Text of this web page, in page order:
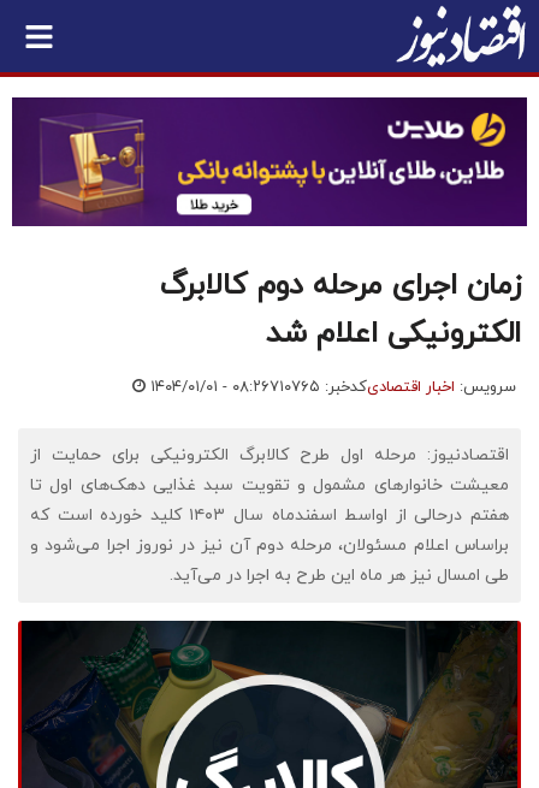
زمان اجرای مرحله دوم کالابرگ
الکترونیکی اعلام شد
سرویس: اخبار اقتصادیکدخبر: ۷۱۰۷۶۵ ۱۴۰۴/۰۱/۰۱ - ۰۸:۲۶
اقتصادنیوز: مرحله اول طرح کالابرگ الکترونیکی برای حمایت از
معیشت خانوارهای مشمول و تقویت سبد غذایی دهک‌های اول تا
هفتم درحالی از اواسط اسفندماه سال ۱۴۰۳ کلید خورده است که
براساس اعلام مسئولان، مرحله دوم آن نیز در نوروز اجرا می‌شود و
طی امسال نیز هر ماه این طرح به اجرا در می‌آید.